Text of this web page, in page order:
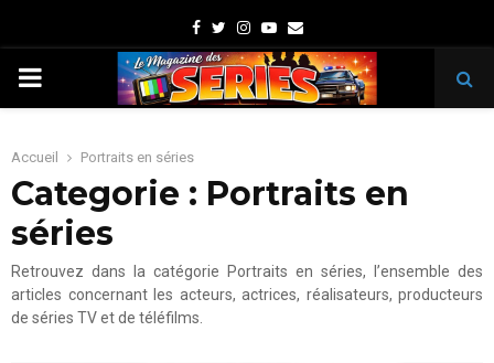
Facebook
TwitterInstagram
Youtube
Email
PRIMARY
Accueil Portraits en séries
Categorie : Portraits en
séries
Retrouvez dans la catégorie Portraits en séries, l’ensemble des
articles concernant les acteurs, actrices, réalisateurs, producteurs
de séries TV et de téléfilms.